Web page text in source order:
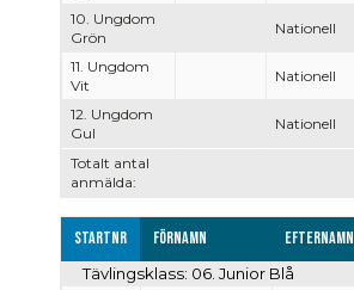
Totalt antal
anmälda:
10. Ungdom
Grön
Nationell
11. Ungdom
Vit
Nationell
12. Ungdom
Gul
Nationell
Startnr Förnamn Efternamn
Tävlingsklass: 06. Junior Blå